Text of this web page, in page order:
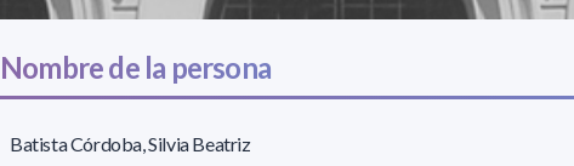
Nombre de la persona
Batista Córdoba, Silvia Beatriz